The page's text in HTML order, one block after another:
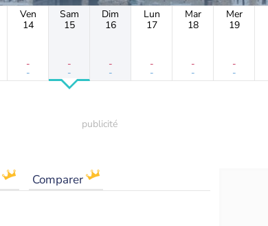
Ven
14
-
-
Sam
15
-
-
Dim
16
-
-
Lun
17
-
-
Mar
18
-
-
Mer
19
-
-
Comparer